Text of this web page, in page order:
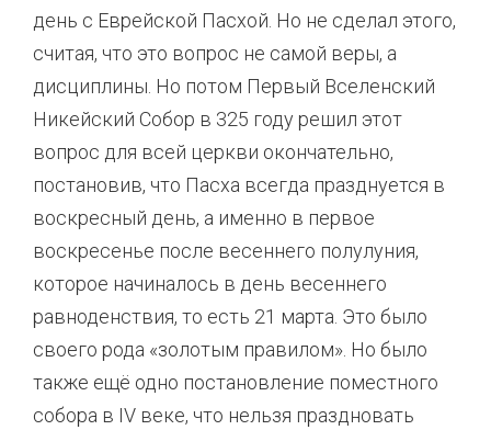
день с Еврейской Пасхой. Но не сделал этого,
считая, что это вопрос не самой веры, а
дисциплины. Но потом Первый Вселенский
Никейский Собор в 325 году решил этот
вопрос для всей церкви окончательно,
постановив, что Пасха всегда празднуется в
воскресный день, а именно в первое
воскресенье после весеннего полулуния,
которое начиналось в день весеннего
равноденствия, то есть 21 марта. Это было
своего рода «золотым правилом». Но было
также ещё одно постановление поместного
собора в IV веке, что нельзя праздновать